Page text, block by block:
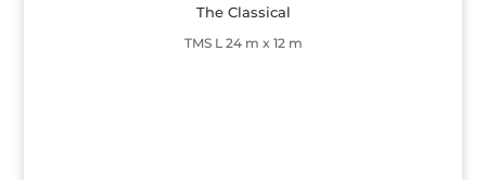
The Classical
TMS L 24 m x 12 m